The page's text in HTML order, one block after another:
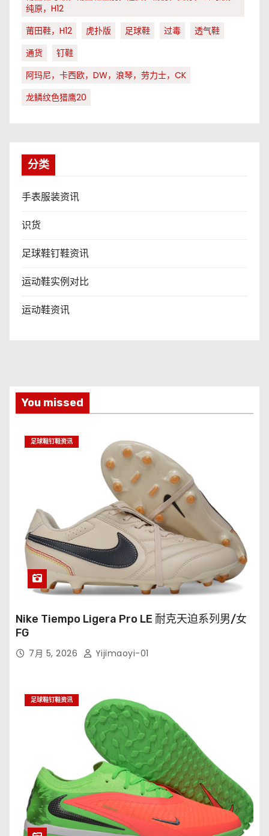
纯原，H12
莆田鞋，H12
虎扑版 足球鞋 过毒
透气鞋
通货
钉鞋
阿玛尼，卡西欧，DW，浪琴，劳力士，CK
龙鳞纹色猎鹰20
分类
手表服装资讯
识货
足球鞋钉鞋资讯
运动鞋实例对比
运动鞋资讯
You missed
足球鞋钉鞋资讯
Nike Tiempo Ligera Pro LE 耐克天迫系列男/女
FG
7月 5, 2026 Yijimaoyi-01
足球鞋钉鞋资讯